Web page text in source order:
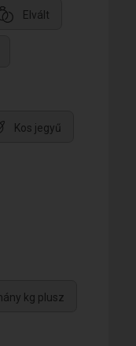
Elvált
Kos jegyű
kg plusz